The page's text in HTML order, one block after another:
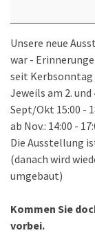
–
Wie
damals
war
-
Erinnerungen
an
die
1950er
Jahre“
Unsere neue
war -
seit Kerbsonntag
Jeweils am 2.
Sept/Okt 15:00 -
ab Nov.: 14:00 -
Die Ausstellung
(danach wird
umgebaut)
Kommen Sie
vorbei.